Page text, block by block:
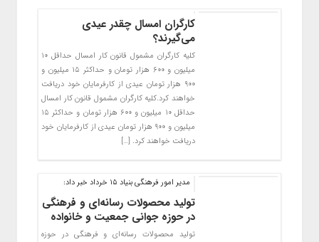
کارگران امسال چقدر عیدی
می‌گیرند؟
کلیه کارگران مشمول قانون کار امسال حداقل ۱۰
میلیون و ۶۰۰ هزار تومان و حداکثر ۱۵ میلیون و
۹۰۰ هزار تومان عیدی از کارفرمایان خود دریافت
خواهند کرد.کلیه کارگران مشمول قانون کار امسال
حداقل ۱۰ میلیون و ۶۰۰ هزار تومان و حداکثر ۱۵
میلیون و ۹۰۰ هزار تومان عیدی از کارفرمایان خود
دریافت خواهند کرد. […]
مدیر امور فرهنگی بنیاد ۱۵ خرداد خبر داد:
تولید محصولات رسانه‌ای و فرهنگی
در حوزه جوانی جمعیت و خانواده
تولید محصولات رسانه‌ای و فرهنگی در حوزه